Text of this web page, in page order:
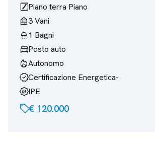
stairsPiano terra Piano
nest_multi_room3Vani
shower1 Bagni
directions_carPosto auto
mode_heatAutonomo
verifiedCertificazione Energetica-
energy_program_savingIPE
sell€ 120.000